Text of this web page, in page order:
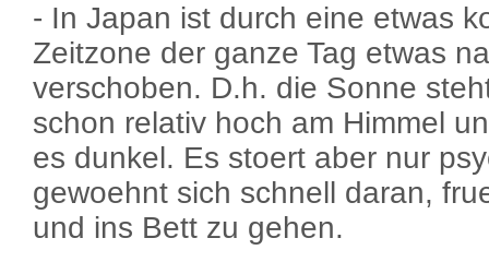
- In Japan ist durch eine etwas
Zeitzone der ganze Tag etwas
verschoben. D.h. die Sonne
schon relativ hoch am Himmel
es dunkel. Es stoert aber nur
gewoehnt sich schnell daran,
und ins Bett zu gehen.